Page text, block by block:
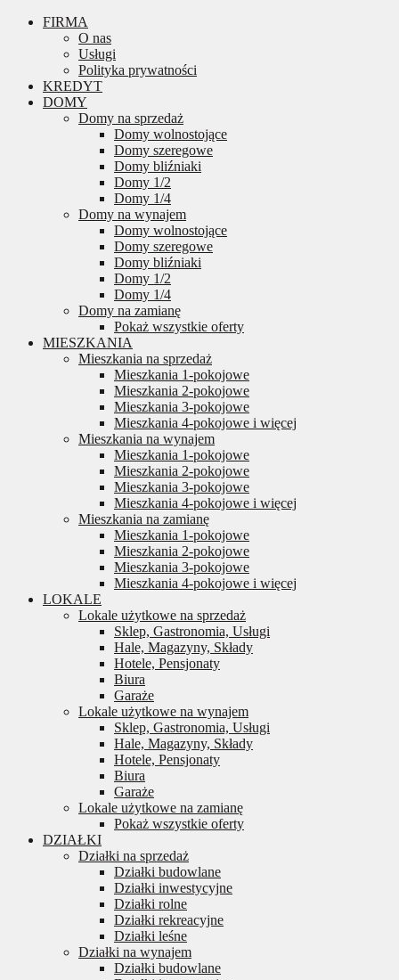
FIRMA
O nas
Usługi
Polityka prywatności
KREDYT
DOMY
Domy na sprzedaż
Domy wolnostojące
Domy szeregowe
Domy bliźniaki
Domy 1/2
Domy 1/4
Domy na wynajem
Domy wolnostojące
Domy szeregowe
Domy bliźniaki
Domy 1/2
Domy 1/4
Domy na zamianę
Pokaż wszystkie oferty
MIESZKANIA
Mieszkania na sprzedaż
Mieszkania 1-pokojowe
Mieszkania 2-pokojowe
Mieszkania 3-pokojowe
Mieszkania 4-pokojowe i więcej
Mieszkania na wynajem
Mieszkania 1-pokojowe
Mieszkania 2-pokojowe
Mieszkania 3-pokojowe
Mieszkania 4-pokojowe i więcej
Mieszkania na zamianę
Mieszkania 1-pokojowe
Mieszkania 2-pokojowe
Mieszkania 3-pokojowe
Mieszkania 4-pokojowe i więcej
LOKALE
Lokale użytkowe na sprzedaż
Sklep, Gastronomia, Usługi
Hale, Magazyny, Składy
Hotele, Pensjonaty
Biura
Garaże
Lokale użytkowe na wynajem
Sklep, Gastronomia, Usługi
Hale, Magazyny, Składy
Hotele, Pensjonaty
Biura
Garaże
Lokale użytkowe na zamianę
Pokaż wszystkie oferty
DZIAŁKI
Działki na sprzedaż
Działki budowlane
Działki inwestycyjne
Działki rolne
Działki rekreacyjne
Działki leśne
Działki na wynajem
Działki budowlane